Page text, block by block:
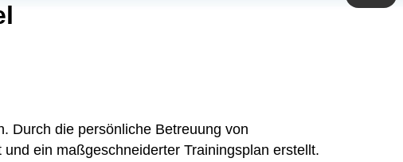
Durch die persönliche Betreuung von
ein maßgeschneiderter Trainingsplan erstellt.